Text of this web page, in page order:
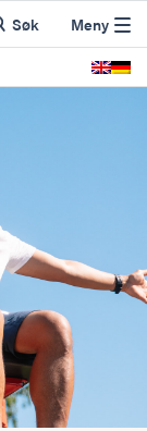
Søk Meny